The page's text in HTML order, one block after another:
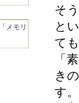
メモリ
そ
と
て
「
き
す。